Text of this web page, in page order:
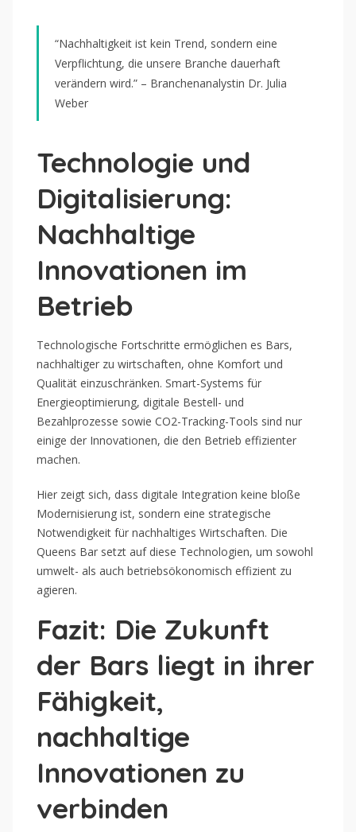
“Nachhaltigkeit ist kein Trend, sondern eine
Verpflichtung, die unsere Branche dauerhaft
verändern wird.” – Branchenanalystin Dr. Julia
Weber
Technologie und
Digitalisierung:
Nachhaltige
Innovationen im
Betrieb
Technologische Fortschritte ermöglichen es Bars,
nachhaltiger zu wirtschaften, ohne Komfort und
Qualität einzuschränken. Smart-Systems für
Energieoptimierung, digitale Bestell- und
Bezahlprozesse sowie CO2-Tracking-Tools sind nur
einige der Innovationen, die den Betrieb effizienter
machen.
Hier zeigt sich, dass digitale Integration keine bloße
Modernisierung ist, sondern eine strategische
Notwendigkeit für nachhaltiges Wirtschaften. Die
Queens Bar setzt auf diese Technologien, um sowohl
umwelt- als auch betriebsökonomisch effizient zu
agieren.
Fazit: Die Zukunft
der Bars liegt in ihrer
Fähigkeit,
nachhaltige
Innovationen zu
verbinden